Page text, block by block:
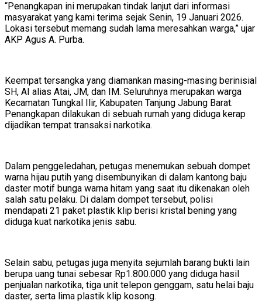
“Penangkapan ini merupakan tindak lanjut dari informasi
masyarakat yang kami terima sejak Senin, 19 Januari 2026.
Lokasi tersebut memang sudah lama meresahkan warga,” ujar
AKP Agus A. Purba.
Keempat tersangka yang diamankan masing-masing berinisial
SH, AI alias Atai, JM, dan IM. Seluruhnya merupakan warga
Kecamatan Tungkal Ilir, Kabupaten Tanjung Jabung Barat.
Penangkapan dilakukan di sebuah rumah yang diduga kerap
dijadikan tempat transaksi narkotika.
Dalam penggeledahan, petugas menemukan sebuah dompet
warna hijau putih yang disembunyikan di dalam kantong baju
daster motif bunga warna hitam yang saat itu dikenakan oleh
salah satu pelaku. Di dalam dompet tersebut, polisi
mendapati 21 paket plastik klip berisi kristal bening yang
diduga kuat narkotika jenis sabu.
Selain sabu, petugas juga menyita sejumlah barang bukti lain
berupa uang tunai sebesar Rp1.800.000 yang diduga hasil
penjualan narkotika, tiga unit telepon genggam, satu helai baju
daster, serta lima plastik klip kosong.